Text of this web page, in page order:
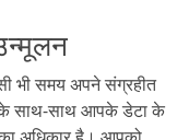
भी समय अपने संग्रहीत
के साथ-साथ आपके डेटा के